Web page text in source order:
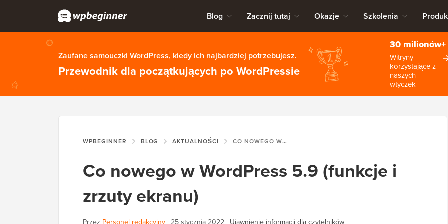
Blog Zacznij tutaj Okazje Szkolenia
Zaufane samouczki WordPress, kiedy ich najbardziej potrzebujesz.
Przewodnik dla początkujących po WordPressie
30 milionów+
Witryny
korzystające z
naszych
wtyczek
WPBEGINNER BLOG AKTUALNOŚCI CO NOWEGO W WORDPRESS 5.9 (FUNKCJE I ZRZUTY EKRANU)
Co nowego w WordPress 5.9 (funkcje i
zrzuty ekranu)